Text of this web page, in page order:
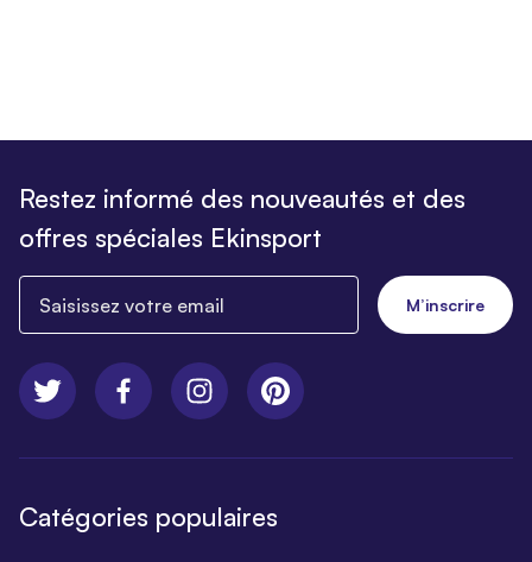
Restez informé des nouveautés et des
offres spéciales Ekinsport
M’inscrire
Catégories populaires